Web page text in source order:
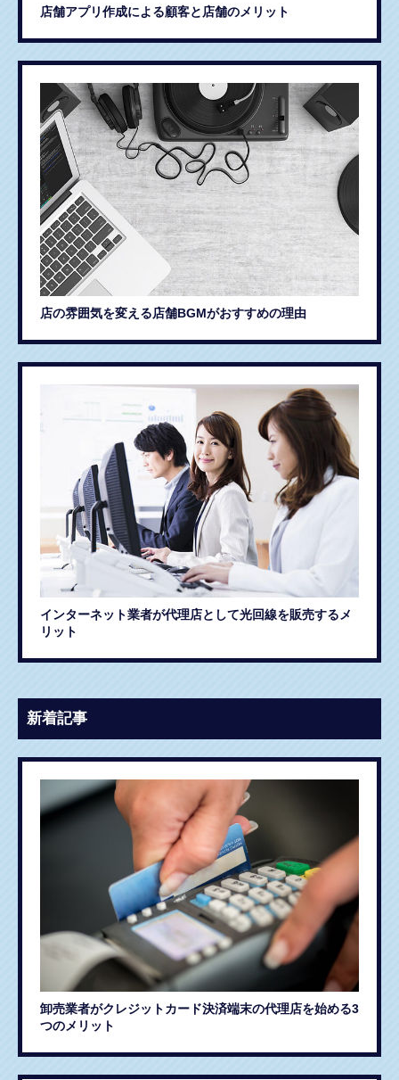
店舗アプリ作成による顧客と店舗のメリット
店の雰囲気を変える店舗BGMがおすすめの理由
インターネット業者が代理店として光回線を販売するメ
リット
新着記事
卸売業者がクレジットカード決済端末の代理店を始める3
つのメリット